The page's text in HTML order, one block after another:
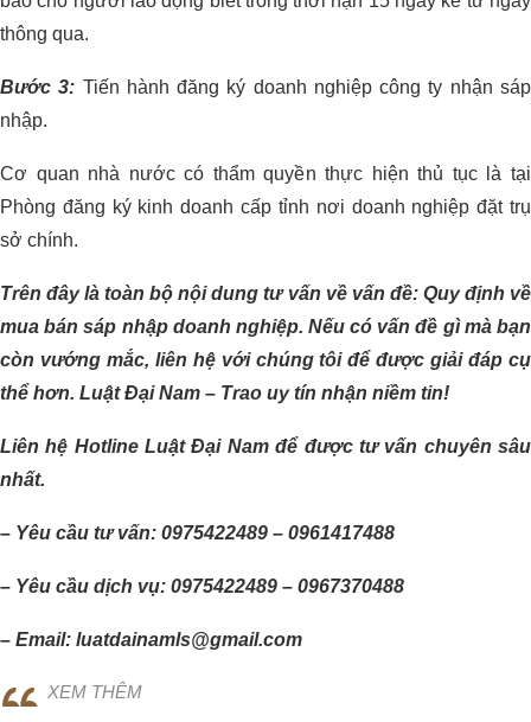
thông qua.
Bước 3: Tiến hành đăng ký doanh nghiệp công ty nhận sáp
nhập.
Cơ quan nhà nước có thẩm quyền thực hiện thủ tục là tại
Phòng đăng ký kinh doanh cấp tỉnh nơi doanh nghiệp đặt trụ
sở chính.
Trên đây là toàn bộ nội dung tư vấn về vấn đề: Quy định về
mua bán sáp nhập doanh nghiệp. Nếu có vấn đề gì mà bạn
còn vướng mắc, liên hệ với chúng tôi để được giải đáp cụ
thể hơn. Luật Đại Nam – Trao uy tín nhận niềm tin!
Liên hệ Hotline Luật Đại Nam để được tư vấn chuyên sâu
nhất.
– Yêu cầu tư vấn: 0975422489 – 0961417488
– Yêu cầu dịch vụ: 0975422489 – 0967370488
– Email: luatdainamls@gmail.com
XEM THÊM